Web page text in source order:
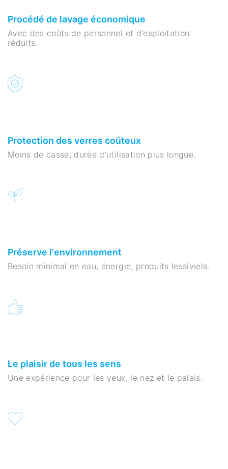
Procédé de lavage économique
Avec des coûts de personnel et d'exploitation
réduits.
Protection des verres coûteux
Moins de casse, durée d'utilisation plus longue.
Préserve l'environnement
Besoin minimal en eau, énergie, produits lessiviels.
Le plaisir de tous les sens
Une expérience pour les yeux, le nez et le palais.